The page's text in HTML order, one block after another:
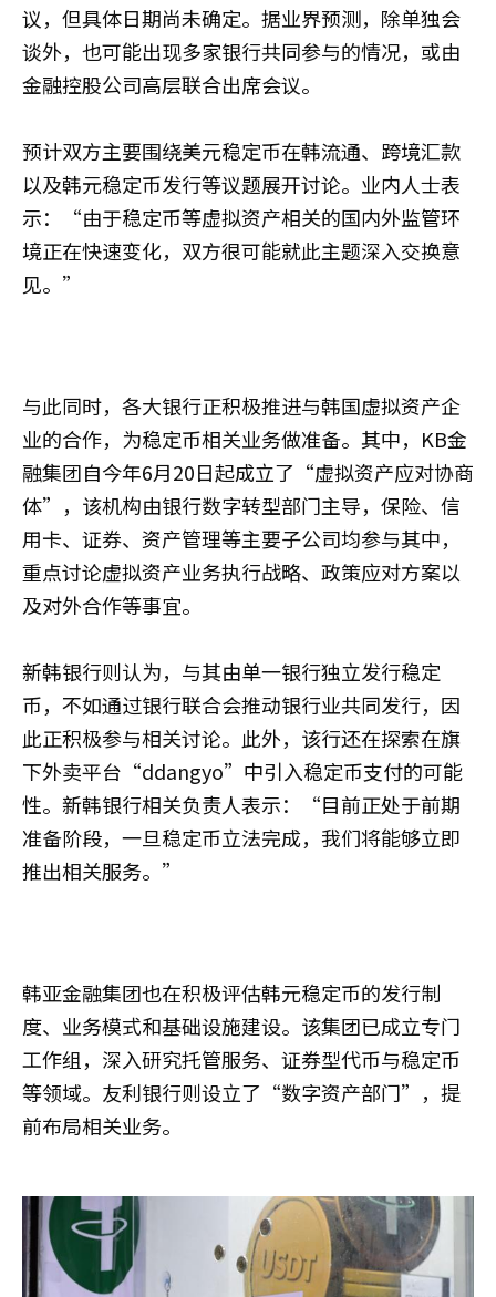
议，但具体日期尚未确定。据业界预测，除单独会
谈外，也可能出现多家银行共同参与的情况，或由
金融控股公司高层联合出席会议。
预计双方主要围绕美元稳定币在韩流通、跨境汇款
以及韩元稳定币发行等议题展开讨论。业内人士表
示：“由于稳定币等虚拟资产相关的国内外监管环
境正在快速变化，双方很可能就此主题深入交换意
见。”
与此同时，各大银行正积极推进与韩国虚拟资产企
业的合作，为稳定币相关业务做准备。其中，KB金
融集团自今年6月20日起成立了“虚拟资产应对协商
体”，该机构由银行数字转型部门主导，保险、信
用卡、证券、资产管理等主要子公司均参与其中，
重点讨论虚拟资产业务执行战略、政策应对方案以
及对外合作等事宜。
新韩银行则认为，与其由单一银行独立发行稳定
币，不如通过银行联合会推动银行业共同发行，因
此正积极参与相关讨论。此外，该行还在探索在旗
下外卖平台“ddangyo”中引入稳定币支付的可能
性。新韩银行相关负责人表示：“目前正处于前期
准备阶段，一旦稳定币立法完成，我们将能够立即
推出相关服务。”
韩亚金融集团也在积极评估韩元稳定币的发行制
度、业务模式和基础设施建设。该集团已成立专门
工作组，深入研究托管服务、证券型代币与稳定币
等领域。友利银行则设立了“数字资产部门”，提
前布局相关业务。